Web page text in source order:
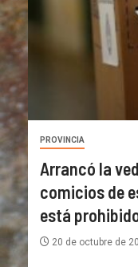
PROVINCIA
Arrancó la
comicios de
está
20 de octubre de